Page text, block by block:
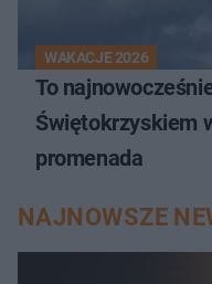
WAKACJE 2026
To
Świętokrzyskiem
promenada
NAJNOWSZE